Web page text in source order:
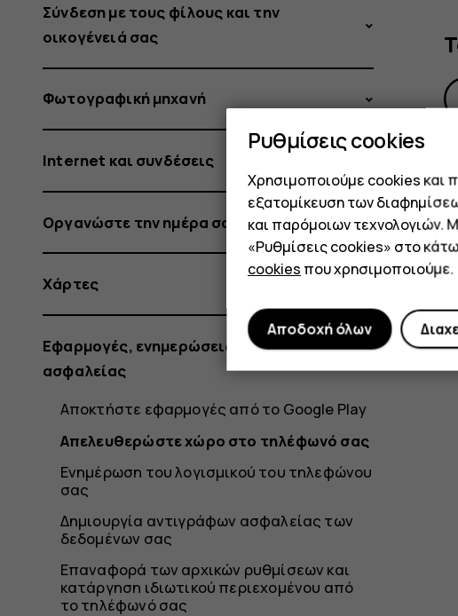
Σύνδεση με τους φίλους και την
οικογένειά σας
Φωτογραφική μηχανή
Internet και συνδέσεις
Οργανώστε την ημέρα σας
Χάρτες
Εφαρμογές, ενημερώσεις και αντίγραφα
ασφαλείας
Αποκτήστε εφαρμογές από το Google Play
Απελευθερώστε χώρο στο τηλέφωνό σας
Ενημέρωση του λογισμικού του τηλεφώνου
σας
Δημιουργία αντιγράφων ασφαλείας των
δεδομένων σας
Επαναφορά των αρχικών ρυθμίσεων και
κατάργηση ιδιωτικού περιεχομένου από
το τηλέφωνό σας
Ρυθμίσεις cookies
Χρησιμοποιούμε cookies και
εξατομίκευση των
και παρόμοιων τεχνολογιών.
«Ρυθμίσεις cookies» στο
cookies που χρησιμοποιούμε.
Αποδοχή όλων